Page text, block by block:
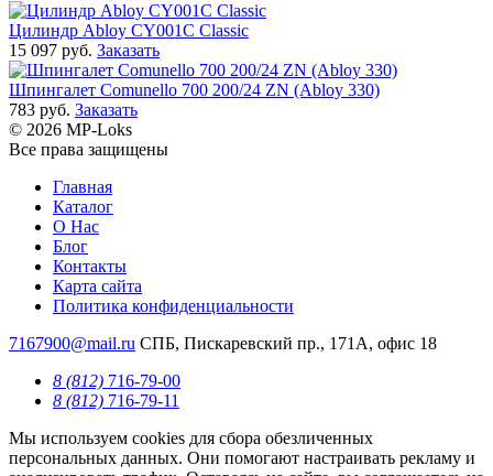
Цилиндр Abloy CY001C Classic
15 097 руб. Заказать
Шпингалет Comunello 700 200/24 ZN (Abloy 330)
783 руб. Заказать
© 2026 MP-Loks
Все права защищены
Главная
Каталог
О Нас
Блог
Контакты
Карта сайта
Политика конфиденциальности
7167900@mail.ru СПБ, Пискаревский пр., 171А, офис 18
8 (812) 716-79-00
8 (812) 716-79-11
Мы используем cookies для сбора обезличенных
персональных данных. Они помогают настраивать рекламу и